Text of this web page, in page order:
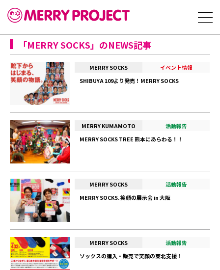
「MERRY SOCKS」のNEWS記事
MERRY SOCKS
イベント情報
SHIBUYA 109より発売！MERRY SOCKS
MERRY KUMAMOTO
活動報告
MERRY SOCKS TREE 熊本にあらわる！！
MERRY SOCKS
活動報告
MERRY SOCKS. 笑顔の展示会 in 大阪
MERRY SOCKS
活動報告
ソックスの購入・販売で笑顔の東北支援！